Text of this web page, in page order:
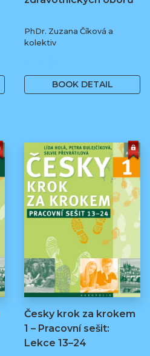
PhDr. Zuzana Číková a
kolektiv
BOOK DETAIL
Česky krok za krokem
1 – Pracovní sešit:
Lekce 13–24